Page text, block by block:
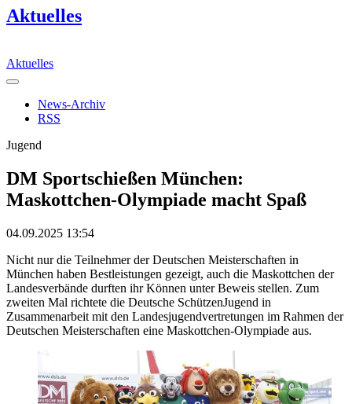
Aktuelles
Aktuelles
News-Archiv
RSS
Jugend
DM Sportschießen München:
Maskottchen-Olympiade macht Spaß
04.09.2025 13:54
Nicht nur die Teilnehmer der Deutschen Meisterschaften in
München haben Bestleistungen gezeigt, auch die Maskottchen der
Landesverbände durften ihr Können unter Beweis stellen. Zum
zweiten Mal richtete die Deutsche SchützenJugend in
Zusammenarbeit mit den Landesjugendvertretungen im Rahmen der
Deutschen Meisterschaften eine Maskottchen-Olympiade aus.